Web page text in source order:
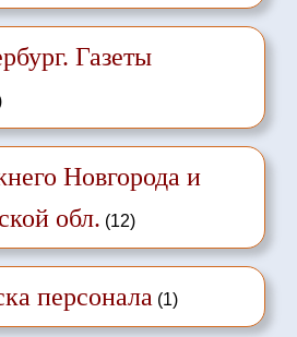
Газеты
Новгорода и
обл. (12)
персонала(1)